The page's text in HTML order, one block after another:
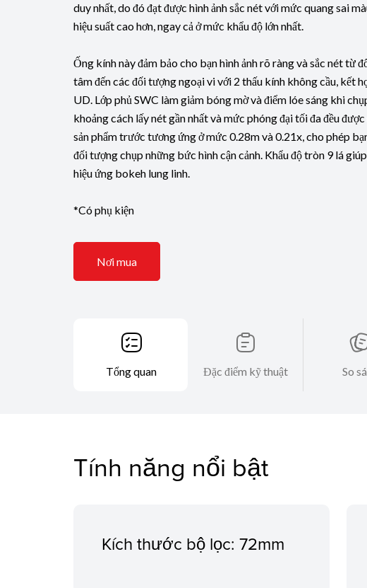
duy nhất, do đó đạt được hình ảnh sắc nét với mức quang sai
hiệu suất cao hơn, ngay cả ở mức khẩu độ lớn nhất.
Ống kính này đảm bảo cho bạn hình ảnh rõ ràng và sắc nét từ
tâm đến các đối tượng ngoại vi với 2 thấu kính không cầu, kết
UD. Lớp phủ SWC làm giảm bóng mờ và điểm lóe sáng khi
khoảng cách lấy nét gần nhất và mức phóng đại tối đa đều
sản phẩm trước tương ứng ở mức 0.28m và 0.21x, cho phép
đối tượng chụp những bức hình cận cảnh. Khẩu độ tròn 9 lá
hiệu ứng bokeh lung linh.
*Có phụ kiện
Nơi mua
Tổng quan Đặc điểm kỹ thuật So
Tính năng nổi bật
Kích thước bộ lọc: 72mm